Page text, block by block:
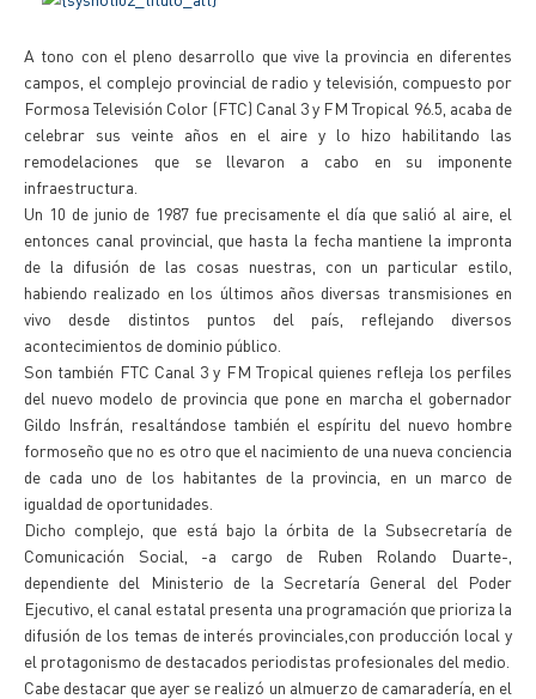
A tono con el pleno desarrollo que vive la provincia en diferentes
campos, el complejo provincial de radio y televisión, compuesto por
Formosa Televisión Color (FTC) Canal 3 y FM Tropical 96.5, acaba de
celebrar sus veinte años en el aire y lo hizo habilitando las
remodelaciones que se llevaron a cabo en su imponente
infraestructura.
Un 10 de junio de 1987 fue precisamente el día que salió al aire, el
entonces canal provincial, que hasta la fecha mantiene la impronta
de la difusión de las cosas nuestras, con un particular estilo,
habiendo realizado en los últimos años diversas transmisiones en
vivo desde distintos puntos del país, reflejando diversos
acontecimientos de dominio público.
Son también FTC Canal 3 y FM Tropical quienes refleja los perfiles
del nuevo modelo de provincia que pone en marcha el gobernador
Gildo Insfrán, resaltándose también el espíritu del nuevo hombre
formoseño que no es otro que el nacimiento de una nueva conciencia
de cada uno de los habitantes de la provincia, en un marco de
igualdad de oportunidades.
Dicho complejo, que está bajo la órbita de la Subsecretaría de
Comunicación Social, -a cargo de Ruben Rolando Duarte-,
dependiente del Ministerio de la Secretaría General del Poder
Ejecutivo, el canal estatal presenta una programación que prioriza la
difusión de los temas de interés provinciales,con producción local y
el protagonismo de destacados periodistas profesionales del medio.
Cabe destacar que ayer se realizó un almuerzo de camaradería, en el